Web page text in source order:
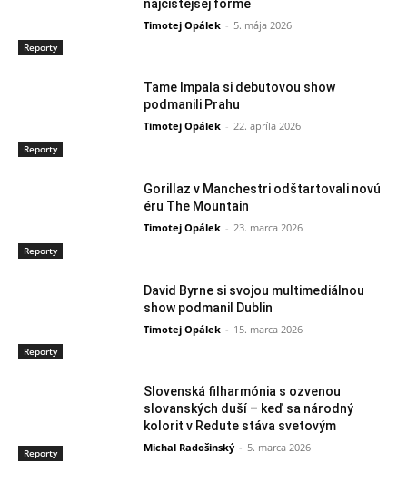
Reporty
najčistejšej forme
Timotej Opálek - 5. mája 2026
Reporty
Tame Impala si debutovou show
podmanili Prahu
Timotej Opálek - 22. apríla 2026
Reporty
Gorillaz v Manchestri odštartovali novú
éru The Mountain
Timotej Opálek - 23. marca 2026
Reporty
David Byrne si svojou multimediálnou
show podmanil Dublin
Timotej Opálek - 15. marca 2026
Reporty
Slovenská filharmónia s ozvenou
slovanských duší – keď sa národný
kolorit v Redute stáva svetovým
Michal Radošinský - 5. marca 2026